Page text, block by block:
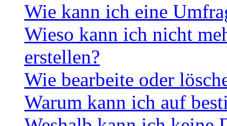
Wie kann ich eine
Wieso kann ich nicht
erstellen?
Wie bearbeite oder
Warum kann ich auf